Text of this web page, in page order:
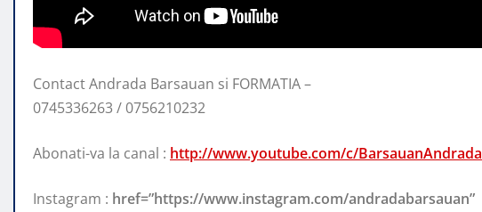
Contact Andrada Barsauan si FORMATIA –
0745336263 / 0756210232
Abonati-va la canal : http://www.youtube.com/c/BarsauanAndrada
Instagram : href=”https://www.instagram.com/andradabarsauan”